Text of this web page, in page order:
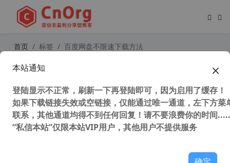
首页 标签 百度网盘不限速下载方法
盘不限速下载工具
本站通知
登陆显示不正常，刷新一下再登陆即可，因为启用了缓存！
如果下载链接失效或空链接，仅能通过唯一通道，左下方菜
联系，其他通道均得不到任何回复！请不要浪费你的时间
“私信本站”仅限本站VIP用户，其他用户不提供服务